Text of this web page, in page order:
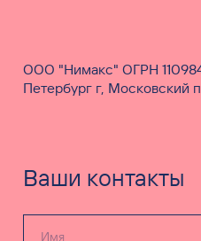
ООО "Нимакс" ОГРН
Петербург г, Московский
Ваши контакты